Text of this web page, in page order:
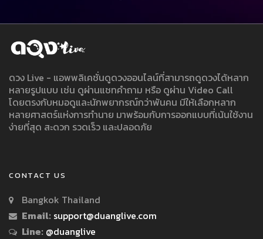
ดวง Live - แอพพลิเคชั่นดูดวงออนไลน์ที่สามารถดูดวงได้หลาก
หลายรูปแบบ เช่น ดูผ่านแชทคำถาม หรือ ดูผ่าน Video Call
โดยตรงกับหมอดูและนักพยากรณ์กว่าพันคน มีให้เลือกหลาก
หลายศาสตร์แห่งการทำนาย มาพร้อมกับการออกแบบที่เน้นใช้งาน
ง่ายที่สุด สะดวก รวดเร็ว และปลอดภัย
CONTACT US
Bangkok Thailand
Email: support@duanglive.com
Line: @duanglive